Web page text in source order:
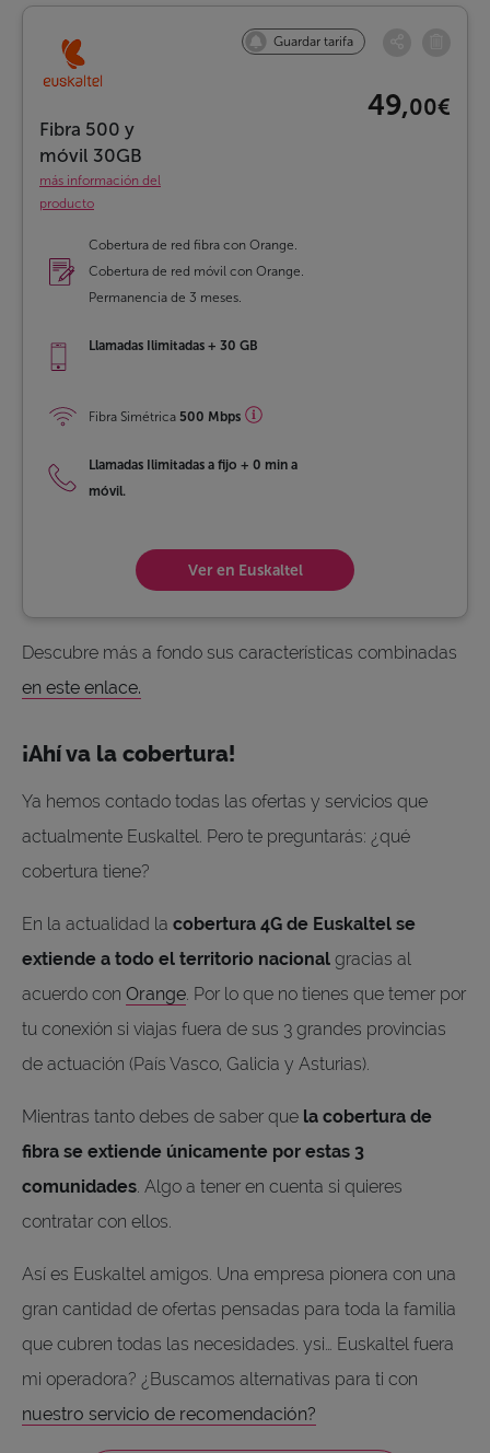
Guardar tarifa
Fibra 500 y
móvil 30GB
más información del
producto
49,00€
Ver en Euskaltel
Cobertura de red fibra con Orange.
Cobertura de red móvil con Orange.
Permanencia de 3 meses.
Llamadas Ilimitadas + 30 GB
Fibra Simétrica 500 Mbps
Llamadas Ilimitadas a fijo + 0 min a
móvil.
Descubre más a fondo sus características combinadas
en este enlace.
¡Ahí va la cobertura!
Ya hemos contado todas las ofertas y servicios que
actualmente Euskaltel. Pero te preguntarás: ¿qué
cobertura tiene?
En la actualidad la cobertura 4G de Euskaltel se
extiende a todo el territorio nacional gracias al
acuerdo con Orange. Por lo que no tienes que temer por
tu conexión si viajas fuera de sus 3 grandes provincias
de actuación (País Vasco, Galicia y Asturias).
Mientras tanto debes de saber que la cobertura de
fibra se extiende únicamente por estas 3
comunidades. Algo a tener en cuenta si quieres
contratar con ellos.
Así es Euskaltel amigos. Una empresa pionera con una
gran cantidad de ofertas pensadas para toda la familia
que cubren todas las necesidades. ysi… Euskaltel fuera
mi operadora? ¿Buscamos alternativas para ti con
nuestro servicio de recomendación?